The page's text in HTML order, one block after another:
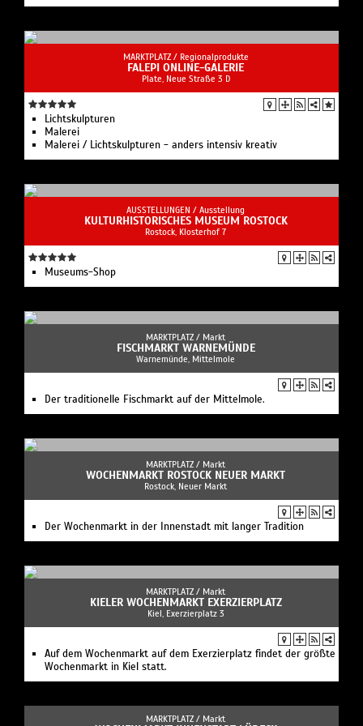
MARKTPLATZ / Regionalprodukte
FALEPI ONLINE-GALERIE
Plate, Neue Straße 3 D
Lichtskulpturen
Malerei
Malerei / Lichtskulpturen - anders intensiv kreativ
AUSSTELLUNGEN / Ausstellung
KULTURHISTORISCHES MUSEUM ROSTOCK
Rostock, Klosterhof 7
Museums-Shop
MARKTPLATZ / Markt
FISCHMARKT WARNEMÜNDE
Warnemünde, Mittelmole
Der traditionelle Fischmarkt auf der Mittelmole.
MARKTPLATZ / Markt
WOCHENMARKT ROSTOCK NEUER MARKT
Rostock, Neuer Markt
Der Wochenmarkt in der Innenstadt mit langer Tradition
MARKTPLATZ / Markt
KIELER WOCHENMARKT EXERZIERPLATZ
Kiel, Exerzierplatz 3
Auf dem Wochenmarkt auf dem Exerzierplatz findet der größte
Wochenmarkt in Kiel statt.
MARKTPLATZ / Markt